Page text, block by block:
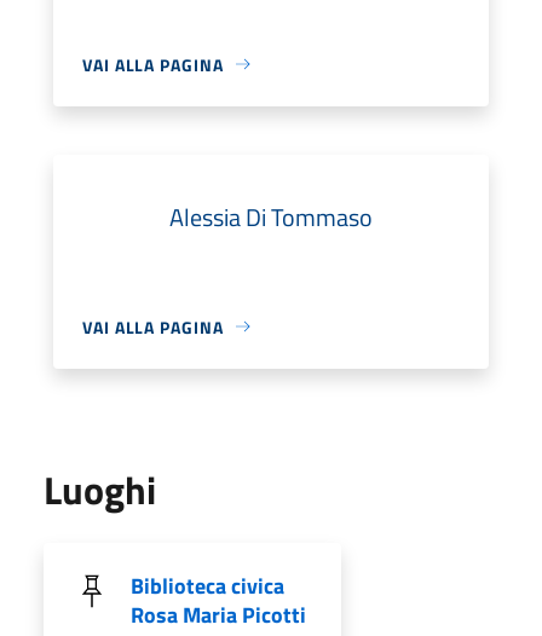
VAI ALLA PAGINA
Alessia Di Tommaso
VAI ALLA PAGINA
Luoghi
Biblioteca civica
Rosa Maria Picotti